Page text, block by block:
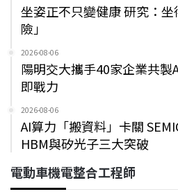
坐姿正不只變健康 研究：
險」
2026-08-06
陽明交大攜手40家企業共製
即戰力
2026-08-06
AI算力「搬資料」卡關
HBM與矽光子三大突破
電動車機電整合工程師